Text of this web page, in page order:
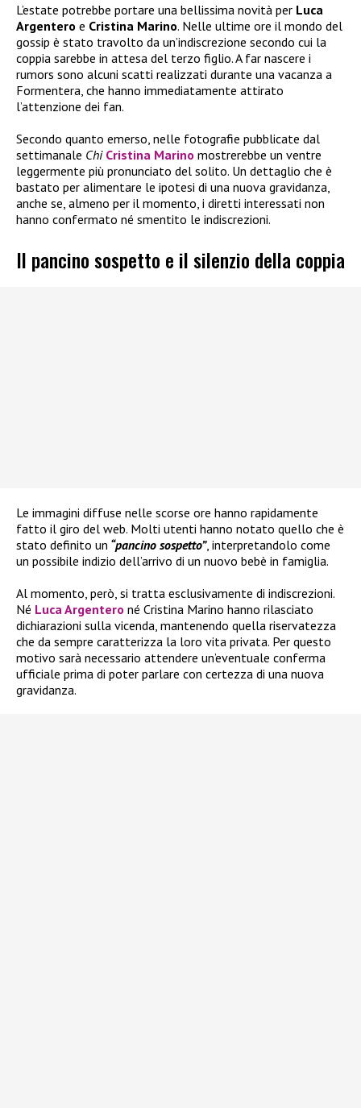
L’estate potrebbe portare una bellissima novità per Luca
Argentero e Cristina Marino. Nelle ultime ore il mondo del
gossip è stato travolto da un’indiscrezione secondo cui la
coppia sarebbe in attesa del terzo figlio. A far nascere i
rumors sono alcuni scatti realizzati durante una vacanza a
Formentera, che hanno immediatamente attirato
l’attenzione dei fan.
Secondo quanto emerso, nelle fotografie pubblicate dal
settimanale Chi Cristina Marino mostrerebbe un ventre
leggermente più pronunciato del solito. Un dettaglio che è
bastato per alimentare le ipotesi di una nuova gravidanza,
anche se, almeno per il momento, i diretti interessati non
hanno confermato né smentito le indiscrezioni.
Il pancino sospetto e il silenzio della coppia
Le immagini diffuse nelle scorse ore hanno rapidamente
fatto il giro del web. Molti utenti hanno notato quello che è
stato definito un “pancino sospetto”, interpretandolo come
un possibile indizio dell’arrivo di un nuovo bebè in famiglia.
Al momento, però, si tratta esclusivamente di indiscrezioni.
Né Luca Argentero né Cristina Marino hanno rilasciato
dichiarazioni sulla vicenda, mantenendo quella riservatezza
che da sempre caratterizza la loro vita privata. Per questo
motivo sarà necessario attendere un’eventuale conferma
ufficiale prima di poter parlare con certezza di una nuova
gravidanza.